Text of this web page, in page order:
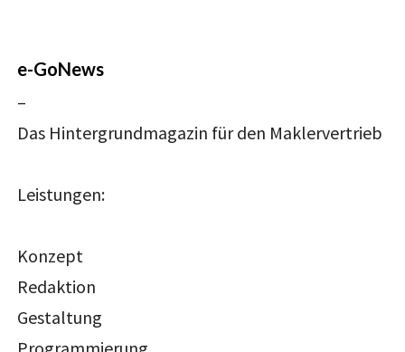
e-GoNews
–
Das Hintergrundmagazin für den Maklervertrieb
Leistungen:
Konzept
Redaktion
Gestaltung